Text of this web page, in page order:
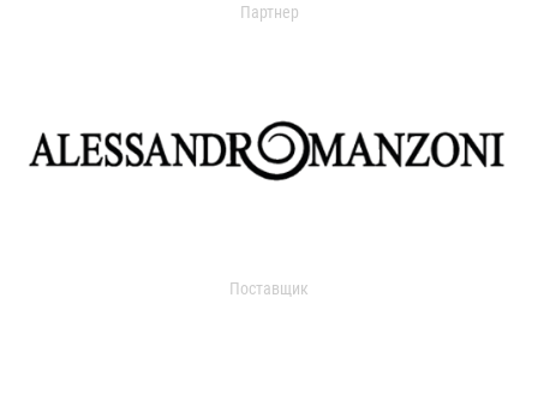
Партнер
Поставщик